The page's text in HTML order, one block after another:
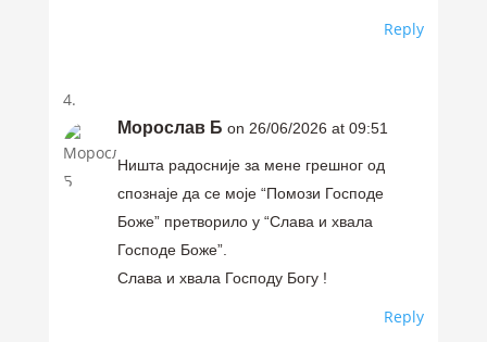
Reply
Морослав Б on 26/06/2026 at 09:51
Ништа радосније за мене грешног од
спознаје да се моје “Помози Господе
Боже” претворило у “Слава и хвала
Господе Боже”.
Слава и хвала Господу Богу !
Reply